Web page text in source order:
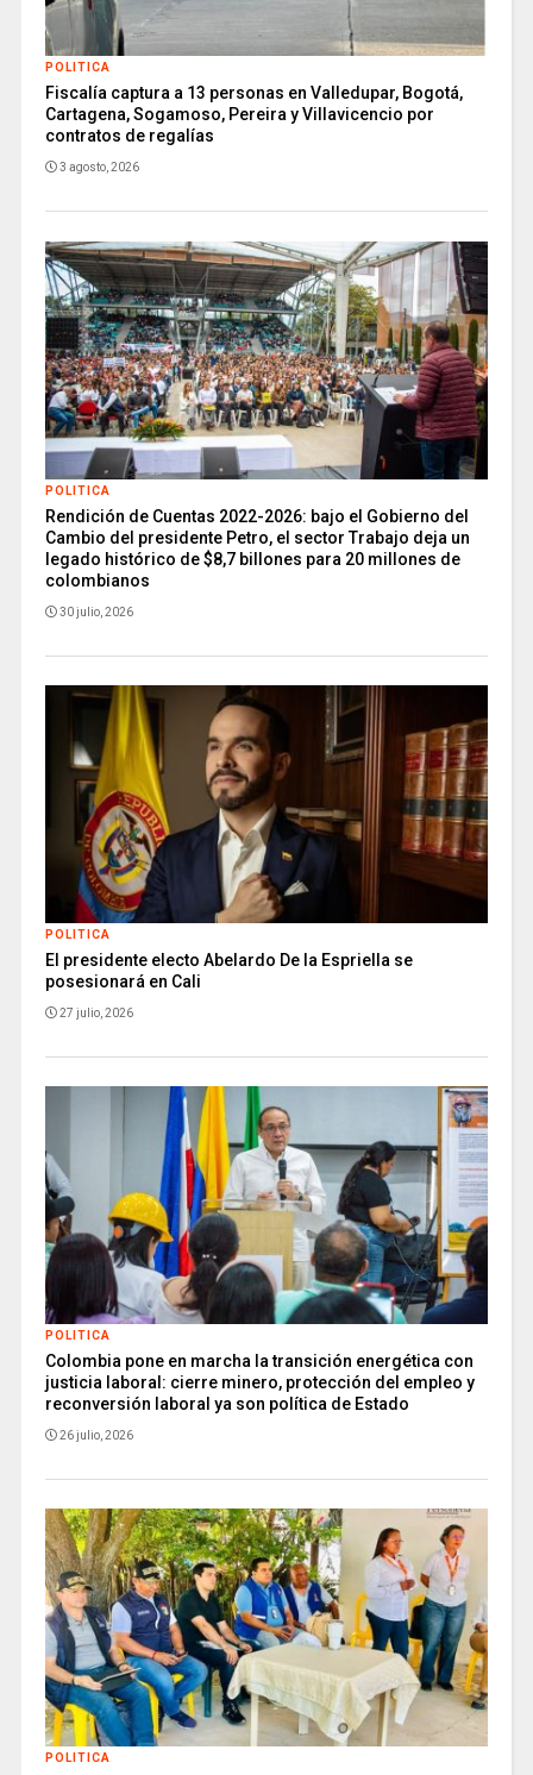
POLITICA
Fiscalía captura a 13 personas en Valledupar, Bogotá,
Cartagena, Sogamoso, Pereira y Villavicencio por
contratos de regalías
3 agosto, 2026
POLITICA
Rendición de Cuentas 2022-2026: bajo el Gobierno del
Cambio del presidente Petro, el sector Trabajo deja un
legado histórico de $8,7 billones para 20 millones de
colombianos
30 julio, 2026
POLITICA
El presidente electo Abelardo De la Espriella se
posesionará en Cali
27 julio, 2026
POLITICA
Colombia pone en marcha la transición energética con
justicia laboral: cierre minero, protección del empleo y
reconversión laboral ya son política de Estado
26 julio, 2026
POLITICA